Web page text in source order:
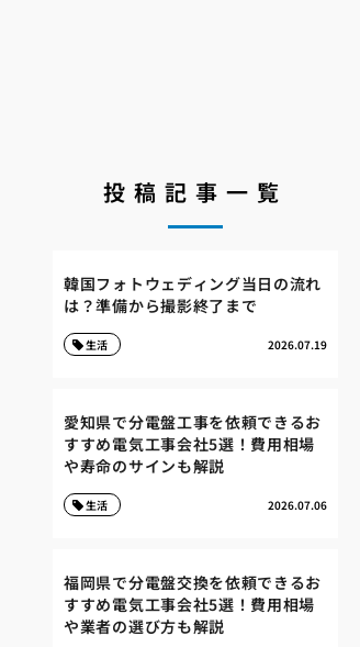
投稿記事一覧
韓国フォトウェディング当日の流れ
は？準備から撮影終了まで
2026.07.19
生活
愛知県で分電盤工事を依頼できるお
すすめ電気工事会社5選！費用相場
や寿命のサインも解説
2026.07.06
生活
福岡県で分電盤交換を依頼できるお
すすめ電気工事会社5選！費用相場
や業者の選び方も解説